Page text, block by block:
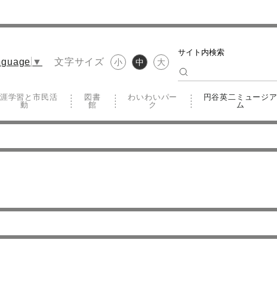
▼ 文字サイズ 小 中 大
学習と市民活
動
図書
館
わいわいパー
ク
円谷英二ミュージア
ム